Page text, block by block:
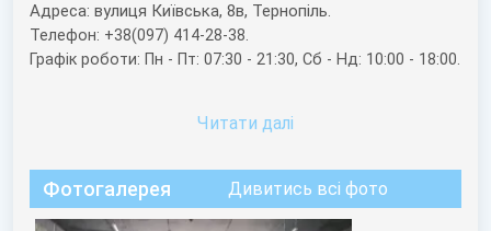
Адреса: вулиця Київська, 8в, Тернопіль.
Телефон: +38(097) 414-28-38.
Графік роботи: Пн - Пт: 07:30 - 21:30, Сб - Нд: 10:00 - 18:00.
Читати далi
Фотогалерея Дивитись всі фото